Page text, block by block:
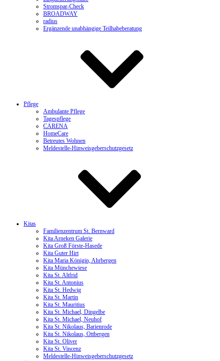
Stromspar-Check
BROADWAY
radius
Ergänzende unabhängige Teilhabeberatung
Pflege
Ambulante Pflege
Tagespflege
CARENA
HomeCare
Betreutes Wohnen
Meldestelle-Hinweisgeberschutzgesetz
Kitas
Familienzentrum St. Bernward
Kita Arneken Galerie
Kita Groß Förste-Hasede
Kita Guter Hirt
Kita Maria Königin, Ahrbergen
Kita Münchewiese
Kita St. Altfrid
Kita St. Antonius
Kita St. Hedwig
Kita St. Martin
Kita St. Mauritius
Kita St. Michael, Dingelbe
Kita St. Michael, Neuhof
Kita St. Nikolaus, Barienrode
Kita St. Nikolaus, Ottbergen
Kita St. Oliver
Kita St. Vincenz
Meldestelle-Hinweisgeberschutzgesetz